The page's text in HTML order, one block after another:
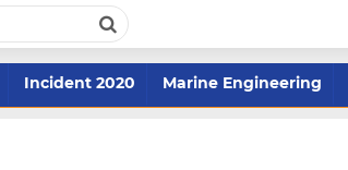
Incident 2020 Marine Engineering